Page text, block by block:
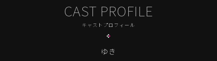
CAST PROFILE
キャストプロフィール
ゆき